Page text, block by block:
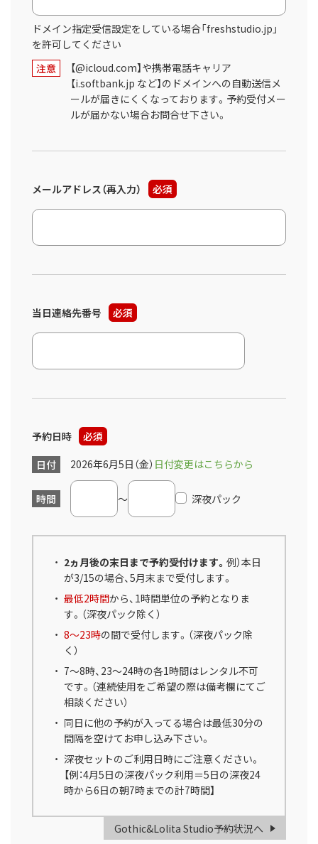
ドメイン指定受信設定をしている場合「freshstudio.jp」
を許可してください
注意
【@icloud.com】や携帯電話キャリア
【i.softbank.jp など】のドメインへの自動送信メ
ールが届きにくくなっております。予約受付メー
ルが届かない場合お問合せ下さい。
メールアドレス（再入力） 必須
当日連絡先番号 必須
予約日時
必須
日付
2026年6月5日（金） 日付変更はこちらから
時間 ～ 深夜パック
2ヵ月後の末日まで予約受付けます。 例）本日
が3/15の場合、5月末まで受付します。
最低2時間から、1時間単位の予約となりま
す。（深夜パック除く）
8～23時の間で受付します。（深夜パック除
く）
7～8時、23～24時の各1時間はレンタル不可
です。（連続使用をご希望の際は備考欄にてご
相談ください）
同日に他の予約が入ってる場合は最低30分の
間隔を空けてお申し込み下さい。
深夜セットのご利用日時にご注意ください。
【例：4月5日の深夜パック利用＝5日の深夜24
時から6日の朝7時までの計7時間】
Gothic&Lolita Studio予約状況へ